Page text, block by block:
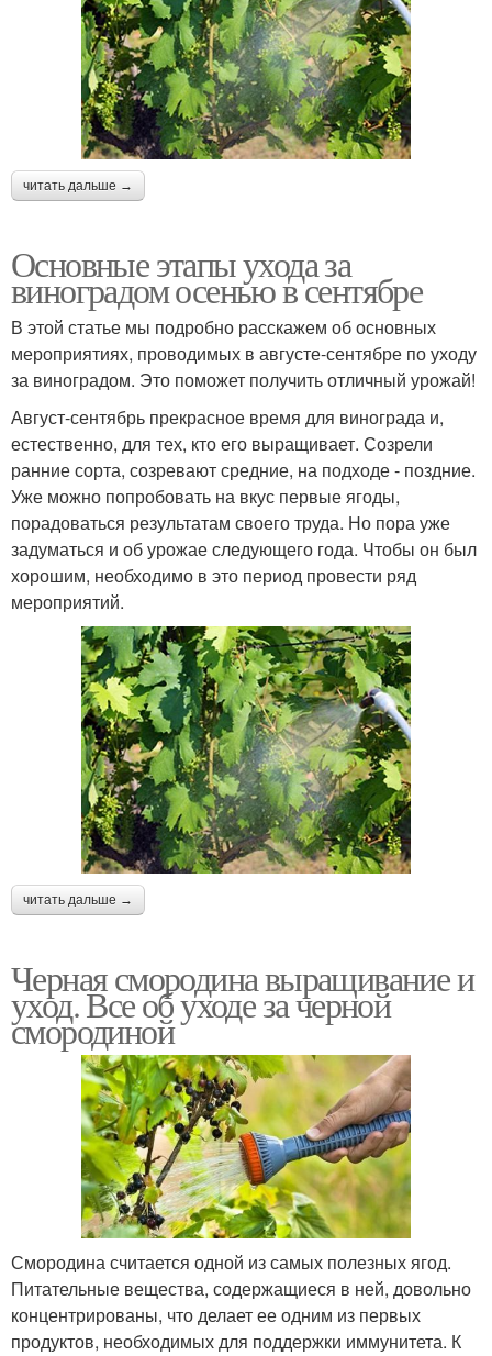
читать дальше →
Основные этапы ухода за
виноградом осенью в сентябре
В этой статье мы подробно расскажем об основных
мероприятиях, проводимых в августе-сентябре по уходу
за виноградом. Это поможет получить отличный урожай!
Август-сентябрь прекрасное время для винограда и,
естественно, для тех, кто его выращивает. Созрели
ранние сорта, созревают средние, на подходе - поздние.
Уже можно попробовать на вкус первые ягоды,
порадоваться результатам своего труда. Но пора уже
задуматься и об урожае следующего года. Чтобы он был
хорошим, необходимо в это период провести ряд
мероприятий.
читать дальше →
Черная смородина выращивание и
уход. Все об уходе за черной
смородиной
Смородина считается одной из самых полезных ягод.
Питательные вещества, содержащиеся в ней, довольно
концентрированы, что делает ее одним из первых
продуктов, необходимых для поддержки иммунитета. К